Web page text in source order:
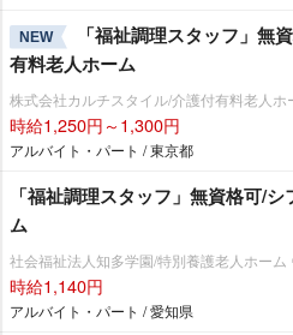
NEW
「福祉調理スタッフ」無
有料老人ホーム
株式会社カルチスタイル/介護付有料老人
時給1,250円～1,300円
アルバイト・パート / 東京都
「福祉調理スタッフ」無資格可/
ム
社会福祉法人知多学園/特別養護老人ホーム
時給1,140円
アルバイト・パート / 愛知県